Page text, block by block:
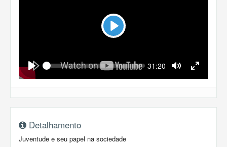
Play
Play
Seek Current
31:20
Mute Fullscreen
Detalhamento
Juventude e seu papel na sociedade